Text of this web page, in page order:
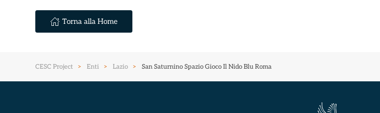
Torna alla Home
CESC Project Enti Lazio San Saturnino Spazio Gioco Il Nido Blu Roma